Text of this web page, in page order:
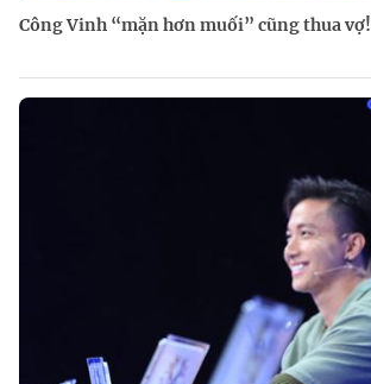
Công Vinh “mặn hơn muối” cũng thua vợ!